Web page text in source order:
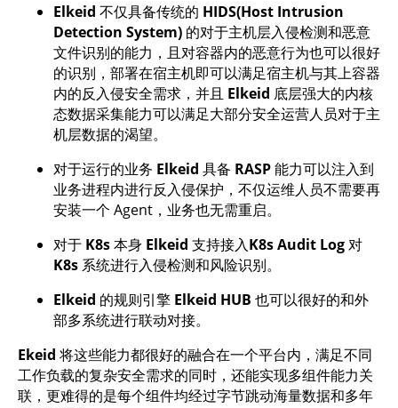
Elkeid 不仅具备传统的 HIDS(Host Intrusion
Detection System) 的对于主机层入侵检测和恶意
文件识别的能力，且对容器内的恶意行为也可以很好
的识别，部署在宿主机即可以满足宿主机与其上容器
内的反入侵安全需求，并且 Elkeid 底层强大的内核
态数据采集能力可以满足大部分安全运营人员对于主
机层数据的渴望。
对于运行的业务 Elkeid 具备 RASP能力可以注入到
业务进程内进行反入侵保护，不仅运维人员不需要再
安装一个 Agent，业务也无需重启。
对于 K8s本身 Elkeid 支持接入K8s Audit Log对
K8s 系统进行入侵检测和风险识别。
Elkeid 的规则引擎 Elkeid HUB 也可以很好的和外
部多系统进行联动对接。
Ekeid 将这些能力都很好的融合在一个平台内，满足不同
工作负载的复杂安全需求的同时，还能实现多组件能力关
联，更难得的是每个组件均经过字节跳动海量数据和多年